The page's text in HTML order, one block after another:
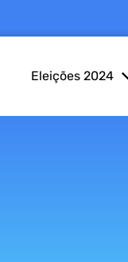
Eleições 2024